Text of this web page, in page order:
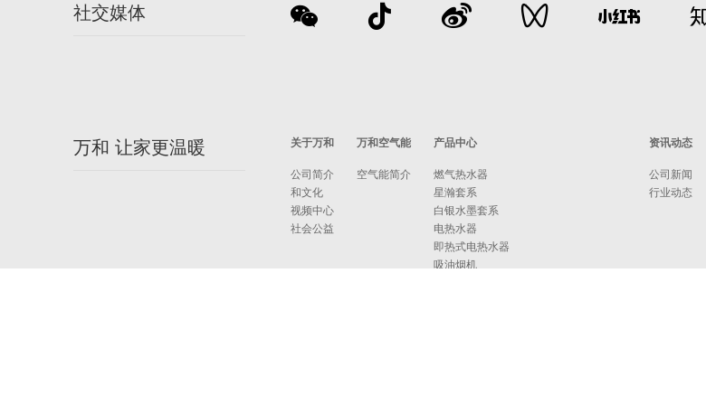
社交媒体
万和 让家更温暖 关于万和
公司简介
和文化
视频中心
社会公益
万和空气能
空气能简介
产品中心
燃气热水器
星瀚套系
白银水墨套系
电热水器
即热式电热水器
吸油烟机
资讯动态
公司新闻
行业动态